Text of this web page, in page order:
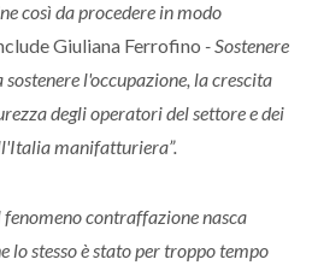
così da procedere in modo
Giuliana Ferrofino - Sostenere
l'occupazione, la crescita
degli operatori del settore e dei
manifatturiera”.
contraffazione nasca
lo stesso è stato per troppo tempo